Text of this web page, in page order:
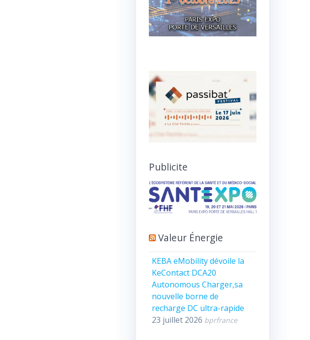
Publicite
Valeur Énergie
KEBA eMobility dévoile la
KeContact DCA20
Autonomous Charger,sa
nouvelle borne de
recharge DC ultra-rapide
23 juillet 2026 bprfrance